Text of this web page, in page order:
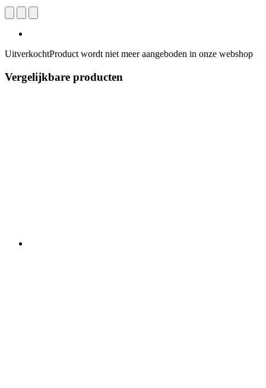
UitverkochtProduct wordt niet meer aangeboden in onze webshop
Vergelijkbare producten